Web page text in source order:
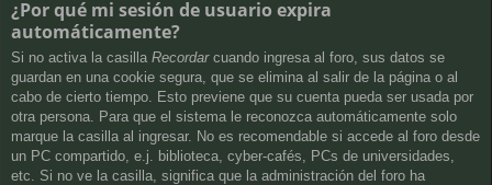
¿Por qué mi sesión de usuario expira
automáticamente?
Si no activa la casilla Recordarcuando ingresa al foro, sus datos se
guardan en una cookie segura, que se elimina al salir de la página o al
cabo de cierto tiempo. Esto previene que su cuenta pueda ser usada por
otra persona. Para que el sistema le reconozca automáticamente solo
marque la casilla al ingresar. No es recomendable si accede al foro desde
un PC compartido, e.j. biblioteca, cyber-cafés, PCs de universidades,
etc. Si no ve la casilla, significa que la administración del foro ha